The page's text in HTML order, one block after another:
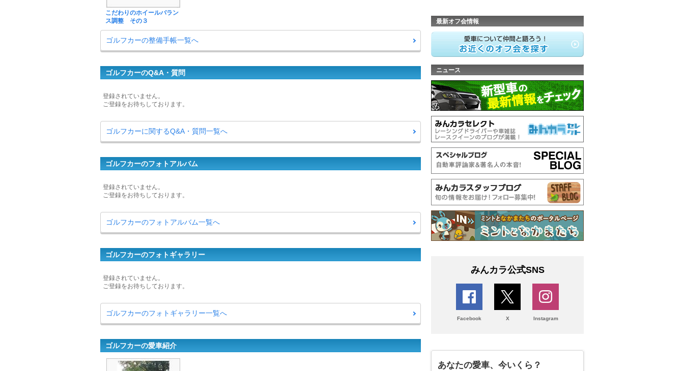
こだわりのホイールバラン
ス調整 その３
ゴルフカーの整備手帳一覧へ
ゴルフカーのQ&A・質問
登録されていません。
ご登録をお待ちしております。
ゴルフカーに関するQ&A・質問一覧へ
ゴルフカーのフォトアルバム
登録されていません。
ご登録をお待ちしております。
ゴルフカーのフォトアルバム一覧へ
ゴルフカーのフォトギャラリー
登録されていません。
ご登録をお待ちしております。
ゴルフカーのフォトギャラリー一覧へ
ゴルフカーの愛車紹介
最新オフ会情報
ニュース
みんカラ公式SNS
Facebook X Instagram
あなたの愛車、今いくら？